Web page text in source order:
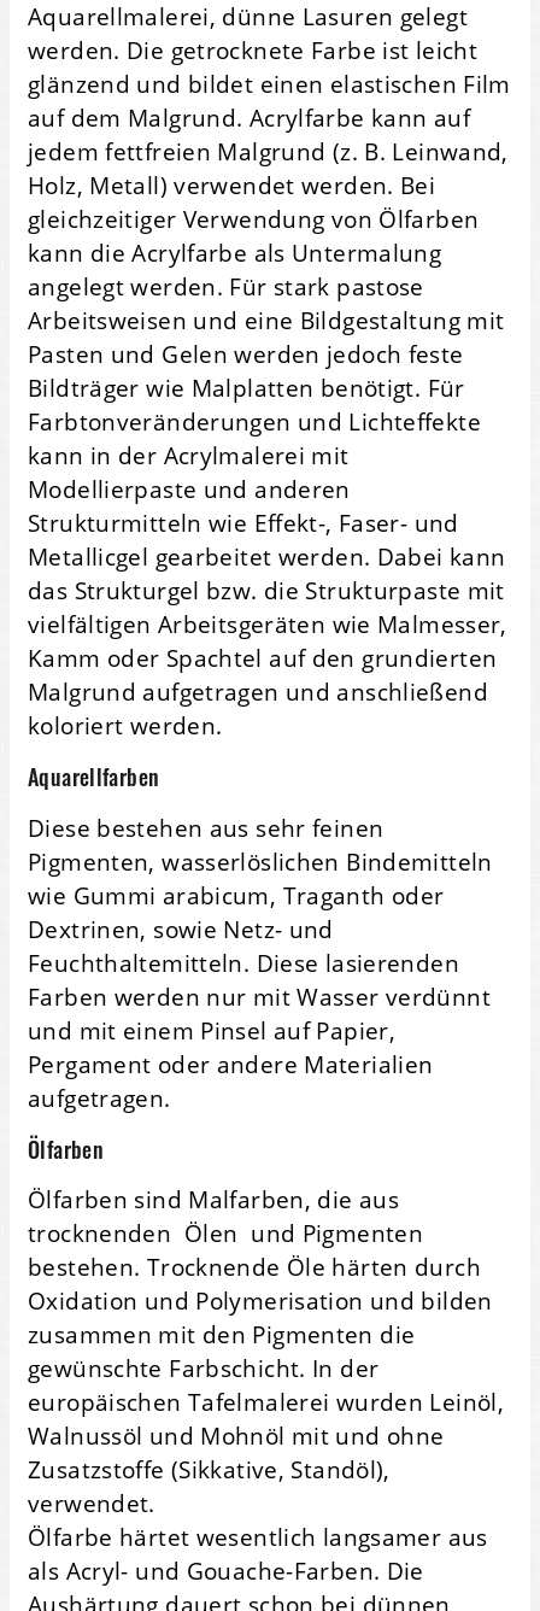
Aquarellmalerei, dünne Lasuren gelegt
werden. Die getrocknete Farbe ist leicht
glänzend und bildet einen elastischen Film
auf dem Malgrund. Acrylfarbe kann auf
jedem fettfreien Malgrund (z. B. Leinwand,
Holz, Metall) verwendet werden. Bei
gleichzeitiger Verwendung von Ölfarben
kann die Acrylfarbe als Untermalung
angelegt werden. Für stark pastose
Arbeitsweisen und eine Bildgestaltung mit
Pasten und Gelen werden jedoch feste
Bildträger wie Malplatten benötigt. Für
Farbtonveränderungen und Lichteffekte
kann in der Acrylmalerei mit
Modellierpaste und anderen
Strukturmitteln wie Effekt-, Faser- und
Metallicgel gearbeitet werden. Dabei kann
das Strukturgel bzw. die Strukturpaste mit
vielfältigen Arbeitsgeräten wie Malmesser,
Kamm oder Spachtel auf den grundierten
Malgrund aufgetragen und anschließend
koloriert werden.
Aquarellfarben
Diese bestehen aus sehr feinen
Pigmenten, wasserlöslichen Bindemitteln
wie Gummi arabicum, Traganth oder
Dextrinen, sowie Netz- und
Feuchthaltemitteln. Diese lasierenden
Farben werden nur mit Wasser verdünnt
und mit einem Pinsel auf Papier,
Pergament oder andere Materialien
aufgetragen.
Ölfarben
Ölfarben sind Malfarben, die aus
trocknenden Ölen und Pigmenten
bestehen. Trocknende Öle härten durch
Oxidation und Polymerisation und bilden
zusammen mit den Pigmenten die
gewünschte Farbschicht. In der
europäischen Tafelmalerei wurden Leinöl,
Walnussöl und Mohnöl mit und ohne
Zusatzstoffe (Sikkative, Standöl),
verwendet.
Ölfarbe härtet wesentlich langsamer aus
als Acryl- und Gouache-Farben. Die
Aushärtung dauert schon bei dünnen